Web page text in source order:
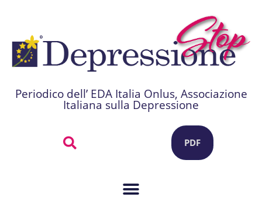
Periodico dell’ EDA Italia Onlus, Associazione
Italiana sulla Depressione
PDF